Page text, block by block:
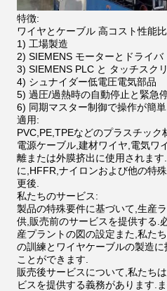
特徴:
ワイヤとケーブル 高コスト性能
1) 工場製造
2) SIEMENS モーターとドライバ
3) SIEMENS PLC と タッチスク
4) シュナイダー低電圧電気部品
5) 過圧/過熱時の自動停止と緊急
6) 同期マスター制御で操作が簡単
適用:
PVC,PE,TPEなどのプラスチック
電源ケーブル,建材ワイヤ,電気ワ
離または外膜挤出に使用されま
に,HFFR,ナイロンおよび他の特
更後.
私たちのサービス:
製品の特殊要件に基づいて,生産
供,販売前のサービスを提供する.
産プラントの図の設定また,私た
の訓練とワイヤケーブルの製造
ことができます.
販売後サービスについて,私たち
ビスを提供する義務があります.